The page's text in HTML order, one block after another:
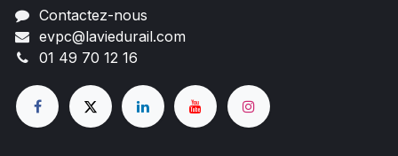
Contactez-nous
evpc@laviedurail.com
01 49 70 12 16